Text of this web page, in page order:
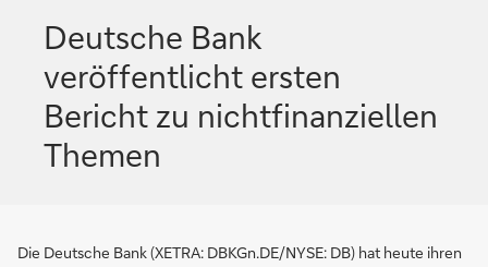
Deutsche Bank
veröffentlicht ersten
Bericht zu nichtfinanziellen
Themen
Die Deutsche Bank (XETRA: DBKGn.DE/NYSE: DB) hat heute ihren